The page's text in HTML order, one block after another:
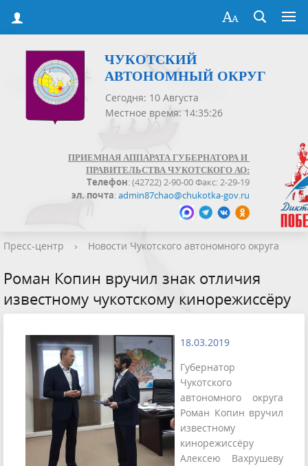
ЧУКОТСКИЙ
АВТОНОМНЫЙ ОКРУГ
Сегодня: 10 Августа
Местное время: 14:35:26
ПРИЕМНАЯ АППАРАТА ГУБЕРНАТОРА И
ПРАВИТЕЛЬСТВА ЧУКОТСКОГО АО:
Телефон: (42722) 2-90-00 Факс: 2-29-19
эл. почта:admin87chao@chukotka-gov.ru
Пресс-центр › Новости Чукотского автономного округа
Роман Копин вручил знак отличия
известному чукотскому кинорежиссёру
18.03.2019
Губернатор
Чукотского
автономного округа
Роман Копин вручил
известному
кинорежиссёру
Алексею Вахрушеву